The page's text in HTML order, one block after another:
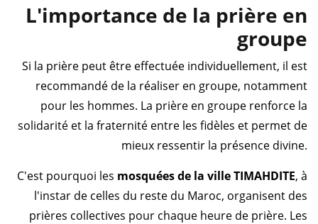
L'importance de la prière en
groupe
Si la prière peut être effectuée individuellement, il est
recommandé de la réaliser en groupe, notamment
pour les hommes. La prière en groupe renforce la
solidarité et la fraternité entre les fidèles et permet de
mieux ressentir la présence divine.
C'est pourquoi les mosquées de la ville TIMAHDITE, à
l'instar de celles du reste du Maroc, organisent des
prières collectives pour chaque heure de prière. Les